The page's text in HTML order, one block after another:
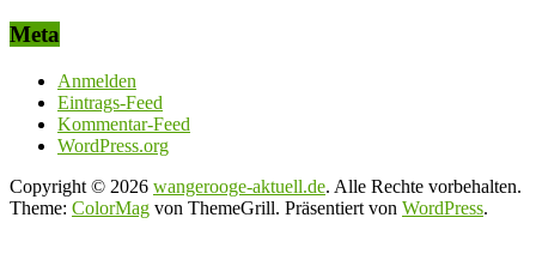
Meta
Anmelden
Eintrags-Feed
Kommentar-Feed
WordPress.org
Copyright © 2026 wangerooge-aktuell.de. Alle Rechte vorbehalten.
Theme: ColorMag von ThemeGrill. Präsentiert von WordPress.